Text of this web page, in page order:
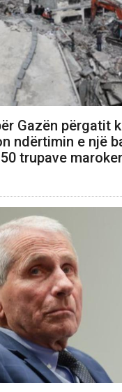
Gazën përgatit
ndërtimin e një
trupave